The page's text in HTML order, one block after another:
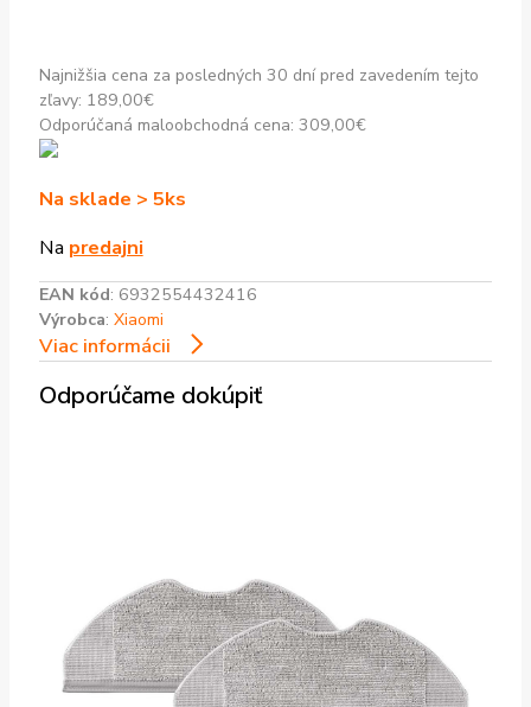
Najnižšia cena za posledných 30 dní pred zavedením tejto
zľavy: 189,00€
Odporúčaná maloobchodná cena: 309,00€
Na sklade > 5ks
Na predajni
EAN kód: 6932554432416
Výrobca: Xiaomi
Viac informácii
Odporúčame dokúpiť